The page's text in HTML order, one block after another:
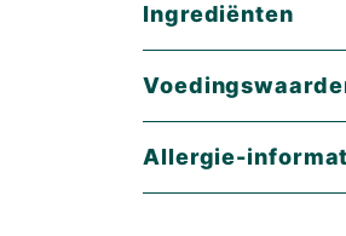
Ingrediënten
Allergie-